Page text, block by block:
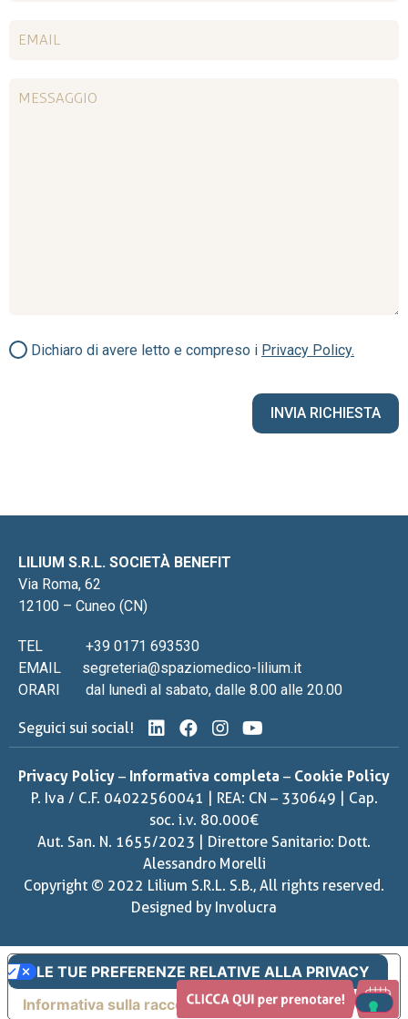
Dichiaro di avere letto e compreso i Privacy Policy.
LILIUM S.R.L. SOCIETÀ BENEFIT
Via Roma, 62
12100 – Cuneo (CN)
TEL
+39 0171 693530
EMAIL
segreteria@spaziomedico-lilium.it
ORARI
dal lunedì al sabato, dalle 8.00 alle 20.00
Seguici sui social!
Privacy Policy – Informativa completa – Cookie Policy
P. Iva / C.F. 04022560041 | REA: CN – 330649 | Cap.
soc. i.v. 80.000€
Aut. San. N. 1655/2023 | Direttore Sanitario: Dott.
Alessandro Morelli
Copyright © 2022 Lilium S.R.L. S.B., All rights reserved.
Designed by Involucra
Informativa sulla raccolta
LE TUE PREFERENZE RELATIVE ALLA PRIVACY